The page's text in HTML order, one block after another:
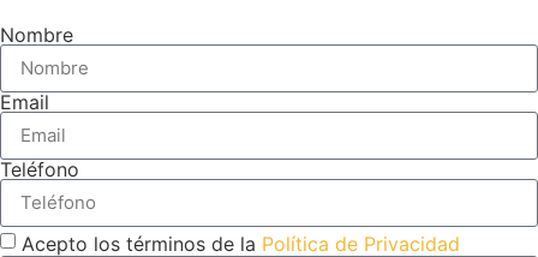
Nombre
Email
Teléfono
Acepto los términos de la Política de Privacidad